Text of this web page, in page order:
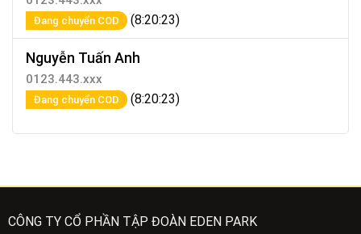
Đang chuyển COD (8:20:23)
Nguyễn Tuấn Anh
0123.443.xxx
Đang chuyển COD (8:20:23)
CÔNG TY CỔ PHẦN TẬP ĐOÀN EDEN PARK